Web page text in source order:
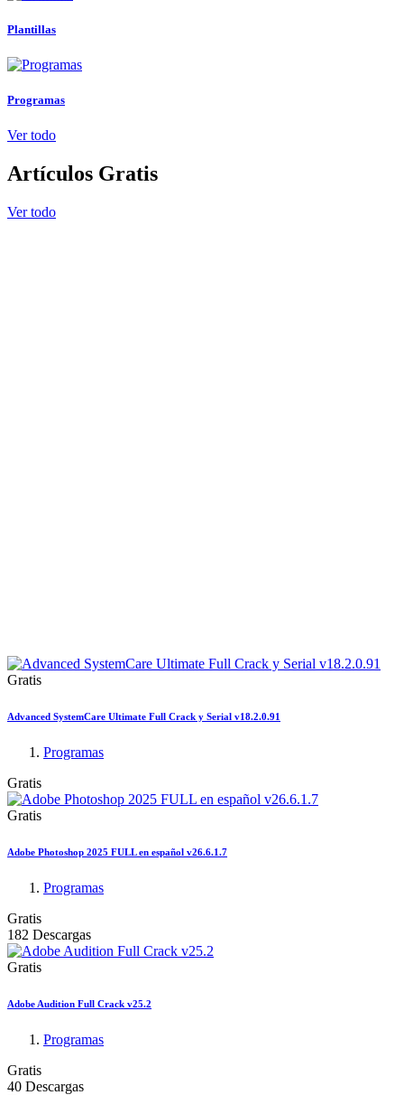
Plantillas
Programas
Ver todo
Artículos Gratis
Ver todo
Gratis
Advanced SystemCare Ultimate Full Crack y Serial v18.2.0.91
Programas
Gratis
Gratis
Adobe Photoshop 2025 FULL en español v26.6.1.7
Programas
Gratis
182 Descargas
Gratis
Adobe Audition Full Crack v25.2
Programas
Gratis
40 Descargas